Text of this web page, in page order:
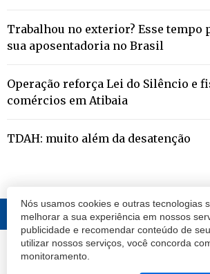
Nós usamos cookies e outras tecnologias
melhorar a sua experiência em nossos
publicidade e recomendar conteúdo de
utilizar nossos serviços, você concorda
monitoramento.
Trabalhou no exterior? Esse tempo
sua aposentadoria no Brasil
Operação reforça Lei do Silêncio e
comércios em Atibaia
TDAH: muito além da desatenção
© 2020 Atibaia Hoje.Todos os direitos reservados.